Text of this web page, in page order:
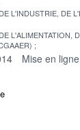
L'INDUSTRIE, DE
L'ALIMENTATION,
Mise en